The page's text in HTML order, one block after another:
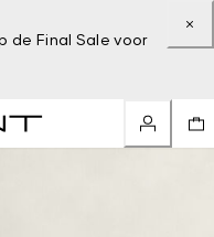
de Final Sale voor